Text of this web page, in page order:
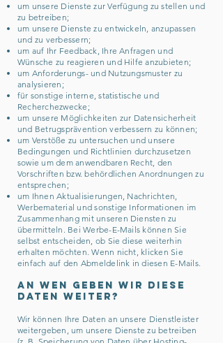
um unsere Dienste zur Verfügung zu stellen und
zu betreiben;
um unsere Dienste zu entwickeln, anzupassen
und zu verbessern;
um auf Ihr Feedback, Ihre Anfragen und
Wünsche zu reagieren und Hilfe anzubieten;
um Anforderungs- und Nutzungsmuster zu
analysieren;
für sonstige interne, statistische und
Recherchezwecke;
um unsere Möglichkeiten zur Datensicherheit
und Betrugsprävention verbessern zu können;
um Verstöße zu untersuchen und unsere
Bedingungen und Richtlinien durchzusetzen
sowie um dem anwendbaren Recht, den
Vorschriften bzw. behördlichen Anordnungen zu
entsprechen;
um Ihnen Aktualisierungen, Nachrichten,
Werbematerial und sonstige Informationen im
Zusammenhang mit unseren Diensten zu
übermitteln. Bei Werbe-E-Mails können Sie
selbst entscheiden, ob Sie diese weiterhin
erhalten möchten. Wenn nicht, klicken Sie
einfach auf den Abmeldelink in diesen E-Mails.
An wen geben wir diese
Daten weiter?
Wir können Ihre Daten an unsere Dienstleister
weitergeben, um unsere Dienste zu betreiben